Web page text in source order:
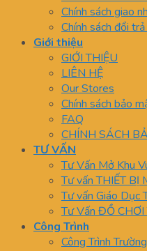
Chính sách giao
Chính sách đổi
Giới thiệu
GIỚI THIỆU
LIÊN HỆ
Our Stores
Chính sách bảo
FAQ
CHÍNH SÁCH
TƯ VẤN
Tư Vấn Mở Khu
Tư vấn THIẾT BỊ
Tư vấn Giáo Dục
Tư Vấn ĐỒ CHƠI
Công Trình
Công Trình